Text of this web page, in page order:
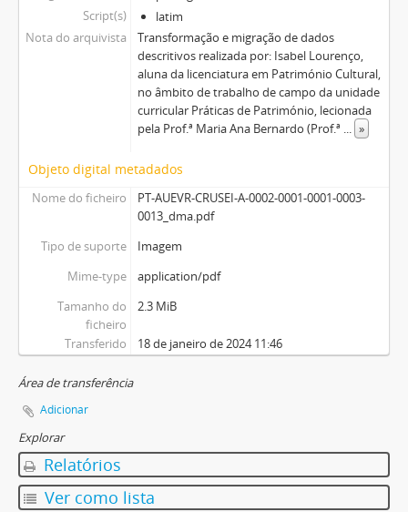
Script(s)
latim
Nota do arquivista
Transformação e migração de dados
descritivos realizada por: Isabel Lourenço,
aluna da licenciatura em Património Cultural,
no âmbito de trabalho de campo da unidade
curricular Práticas de Património, lecionada
pela Prof.ª Maria Ana Bernardo (Prof.ª ... »
Objeto digital metadados
Nome do ficheiro
PT-AUEVR-CRUSEI-A-0002-0001-0001-0003-
0013_dma.pdf
Tipo de suporte
Imagem
Mime-type
application/pdf
Tamanho do
ficheiro
2.3 MiB
Transferido 18 de janeiro de 2024 11:46
Área de transferência
Adicionar
Explorar
Relatórios
Ver como lista